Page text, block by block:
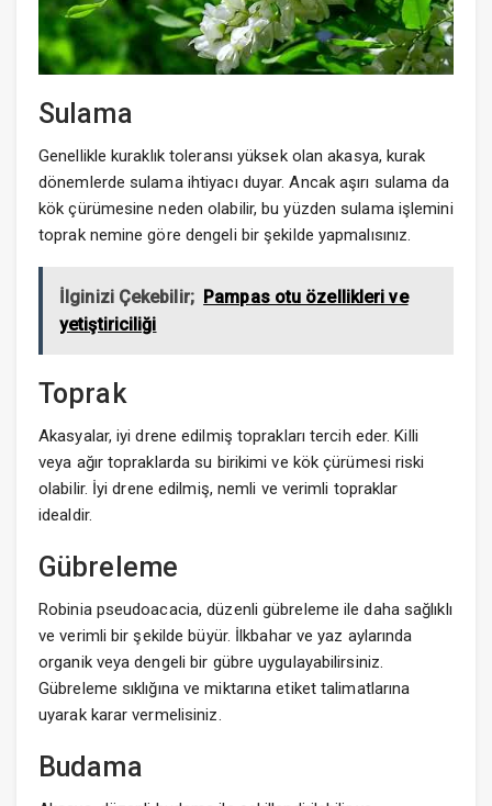
Sulama
Genellikle kuraklık toleransı yüksek olan akasya, kurak
dönemlerde sulama ihtiyacı duyar. Ancak aşırı sulama da
kök çürümesine neden olabilir, bu yüzden sulama işlemini
toprak nemine göre dengeli bir şekilde yapmalısınız.
İlginizi Çekebilir; Pampas otu özellikleri ve
yetiştiriciliği
Toprak
Akasyalar, iyi drene edilmiş toprakları tercih eder. Killi
veya ağır topraklarda su birikimi ve kök çürümesi riski
olabilir. İyi drene edilmiş, nemli ve verimli topraklar
idealdir.
Gübreleme
Robinia pseudoacacia, düzenli gübreleme ile daha sağlıklı
ve verimli bir şekilde büyür. İlkbahar ve yaz aylarında
organik veya dengeli bir gübre uygulayabilirsiniz.
Gübreleme sıklığına ve miktarına etiket talimatlarına
uyarak karar vermelisiniz.
Budama